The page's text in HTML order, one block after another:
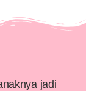
jadi